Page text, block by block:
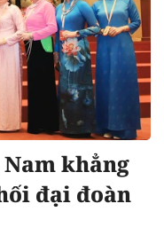
khẳng
đại đoàn